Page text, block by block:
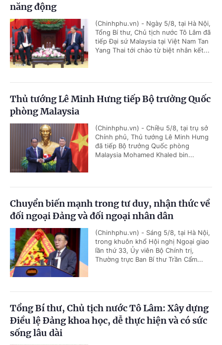
năng động
(Chinhphu.vn) - Ngày 5/8, tại Hà Nội,
Tổng Bí thư, Chủ tịch nước Tô Lâm đã
tiếp Đại sứ Malaysia tại Việt Nam Tan
Yang Thai tới chào từ biệt nhân kết...
Thủ tướng Lê Minh Hưng tiếp Bộ trưởng Quốc
phòng Malaysia
(Chinhphu.vn) - Chiều 5/8, tại trụ sở
Chính phủ, Thủ tướng Lê Minh Hưng
đã tiếp Bộ trưởng Quốc phòng
Malaysia Mohamed Khaled bin...
Chuyển biến mạnh trong tư duy, nhận thức về
đối ngoại Đảng và đối ngoại nhân dân
(Chinhphu.vn) - Sáng 5/8, tại Hà Nội,
trong khuôn khổ Hội nghị Ngoại giao
lần thứ 33, Ủy viên Bộ Chính trị,
Thường trực Ban Bí thư Trần Cẩm...
Tổng Bí thư, Chủ tịch nước Tô Lâm: Xây dựng
Điều lệ Đảng khoa học, dễ thực hiện và có sức
sống lâu dài